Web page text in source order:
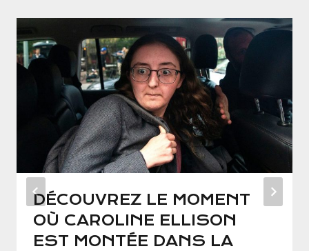
DÉCOUVREZ LE MOMENT
OÙ CAROLINE ELLISON
EST MONTÉE DANS LA